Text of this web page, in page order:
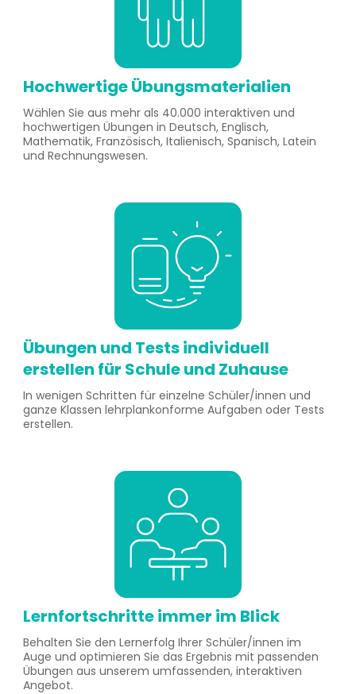
Hochwertige Übungsmaterialien
Wählen Sie aus mehr als 40.000 interaktiven und
hochwertigen Übungen in Deutsch, Englisch,
Mathematik, Französisch, Italienisch, Spanisch, Latein
und Rechnungswesen.
Übungen und Tests individuell
erstellen für Schule und Zuhause
In wenigen Schritten für einzelne Schüler/innen und
ganze Klassen lehrplankonforme Aufgaben oder Tests
erstellen.
Lernfortschritte immer im Blick
Behalten Sie den Lernerfolg Ihrer Schüler/innen im
Auge und optimieren Sie das Ergebnis mit passenden
Übungen aus unserem umfassenden, interaktiven
Angebot.